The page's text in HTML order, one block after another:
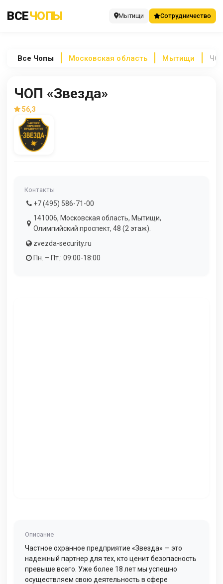
ВСЕЧОПЫ Мытищи Сотрудничество
Все Чопы Московская область Мытищи
ЧОП «Звезда»
56,3
Контакты
+7 (495) 586-71-00
141006, Московская область, Мытищи,
Олимпийский проспект, 48 (2 этаж).
zvezda-security.ru
Пн. – Пт.: 09:00-18:00
Описание
Частное охранное предприятие «Звезда» — это
надежный партнер для тех, кто ценит безопасность
превыше всего. Уже более 18 лет мы успешно
осуществляем свою деятельность в сфере